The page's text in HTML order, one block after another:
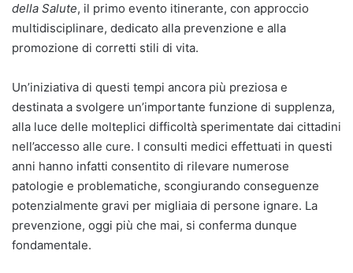
della Salute, il primo evento itinerante, con approccio
multidisciplinare, dedicato alla prevenzione e alla
promozione di corretti stili di vita.
Un’iniziativa di questi tempi ancora più preziosa e
destinata a svolgere un’importante funzione di supplenza,
alla luce delle molteplici difficoltà sperimentate dai cittadini
nell’accesso alle cure. I consulti medici effettuati in questi
anni hanno infatti consentito di rilevare numerose
patologie e problematiche, scongiurando conseguenze
potenzialmente gravi per migliaia di persone ignare. La
prevenzione, oggi più che mai, si conferma dunque
fondamentale.